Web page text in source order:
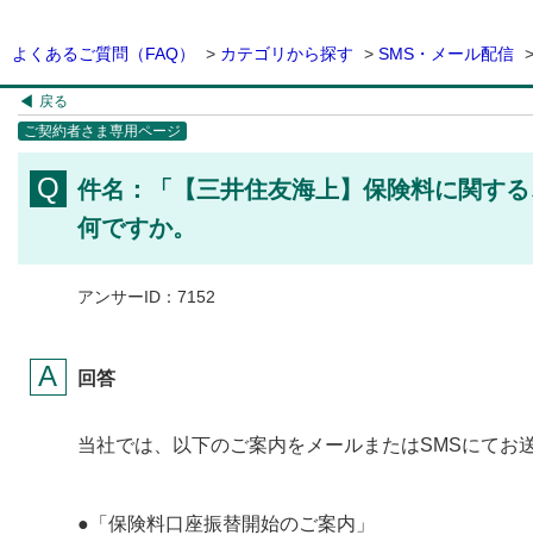
よくあるご質問（FAQ） > カテゴリから探す > SMS・メール配信
戻る
ご契約者さま専用ページ
件名：「【三井住友海上】保険料に関す
何ですか。
アンサーID：7152
回答
当社では、以下のご案内をメールまたはSMSにてお
●「保険料口座振替開始のご案内」